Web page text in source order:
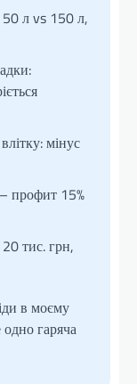
50 л vs 150 л,
мінус
– профит 15%
тис. грн,
в моєму
гаряча